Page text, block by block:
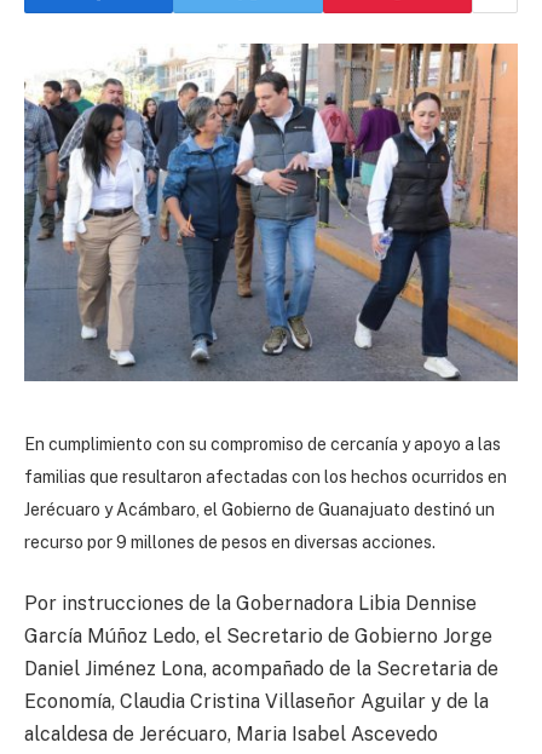
En cumplimiento con su compromiso de cercanía y apoyo a las
familias que resultaron afectadas con los hechos ocurridos en
Jerécuaro y Acámbaro, el Gobierno de Guanajuato destinó un
recurso por 9 millones de pesos en diversas acciones.
Por instrucciones de la Gobernadora Libia Dennise
García Múñoz Ledo, el Secretario de Gobierno Jorge
Daniel Jiménez Lona, acompañado de la Secretaria de
Economía, Claudia Cristina Villaseñor Aguilar y de la
alcaldesa de Jerécuaro, Maria Isabel Ascevedo